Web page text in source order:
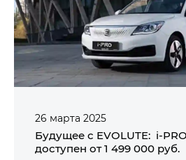
26 марта 2025
Будущее с EVOLUTE:
доступен от 1 499 000 руб.